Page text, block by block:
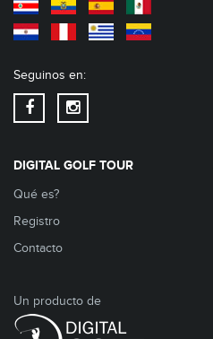
Seguinos en:
DIGITAL GOLF TOUR
Qué es?
Registro
Contacto
Un producto de